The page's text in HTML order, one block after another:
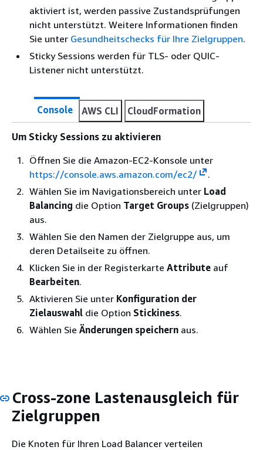
aktiviert ist, werden passive Zustandsprüfungen
nicht unterstützt. Weitere Informationen finden
Sie unter Gesundheitschecks für Ihre Zielgruppen.
Sticky Sessions werden für TLS- oder QUIC-
Listener nicht unterstützt.
Console AWS CLI CloudFormation
Um Sticky Sessions zu aktivieren
Öffnen Sie die Amazon-EC2-Konsole unter
https://console.aws.amazon.com/ec2/
.
Wählen Sie im Navigationsbereich unter Load
Balancing die Option Target Groups (Zielgruppen)
aus.
Wählen Sie den Namen der Zielgruppe aus, um
deren Detailseite zu öffnen.
Klicken Sie in der Registerkarte Attribute auf
Bearbeiten.
Aktivieren Sie unter Konfiguration der
Zielauswahl die Option Stickiness.
Wählen Sie Änderungen speichern aus.
Cross-zone Lastenausgleich für
Zielgruppen
Die Knoten für Ihren Load Balancer verteilen